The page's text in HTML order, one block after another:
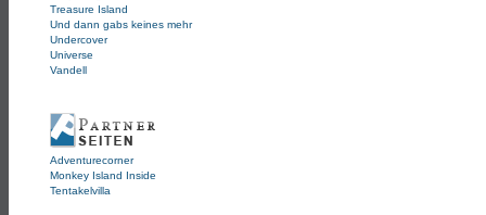
Treasure Island
Und dann gabs keines mehr
Undercover
Universe
Vandell
Adventurecorner
Monkey Island Inside
Tentakelvilla